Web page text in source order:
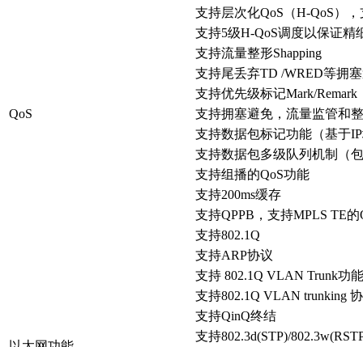
QoS
支持层次化QoS（H-QoS）
支持5级H-QoS调度以保证精
支持流量整形Shapping
支持尾丢弃TD /WRED等拥
支持优先级标记Mark/
支持拥塞避免，流量监管和
支持数据包标记功能（基于
支持数据包多级队列机制（
支持组播的QoS功能
支持200ms缓存
支持QPPB，支持MPLS TE的
支持802.1Q
支持ARP协议
支持 802.1Q VLAN Trunk功能
支持802.1Q VLAN trunking
支持QinQ终结
支持802.3d(STP)/